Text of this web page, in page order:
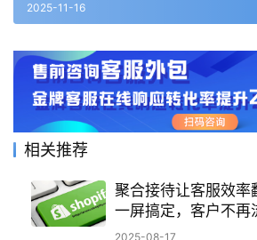
2025-11-16
相关推荐
聚合接待让客服效率
一屏搞定，客户不再
手：让多店铺客服效
2025-08-17